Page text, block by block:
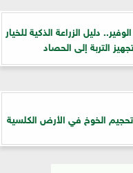
دليل الزراعة الذكية للخيار
التربة إلى الحصاد
الخوخ في الأرض الكلسية